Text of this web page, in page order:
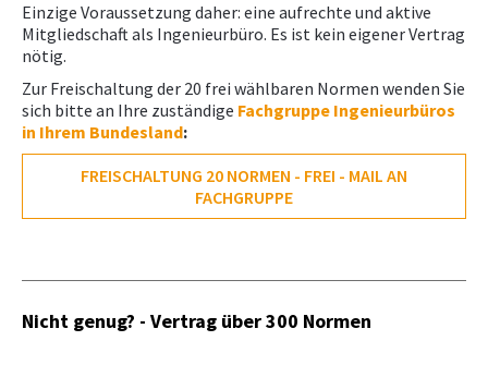
NEWS
WETTBEWERBE
Downloads, Links & Infos
Einzige Voraussetzung daher: eine aufrechte und aktive
Mitgliedschaft als Ingenieurbüro. Es ist kein eigener Vertrag
nötig.
Zur Freischaltung der 20 frei wählbaren Normen wenden Sie
sich bitte an Ihre zuständige Fachgruppe Ingenieurbüros
in Ihrem Bundesland:
FREISCHALTUNG 20 NORMEN - FREI - MAIL AN
FACHGRUPPE
Nicht genug? - Vertrag über 300 Normen